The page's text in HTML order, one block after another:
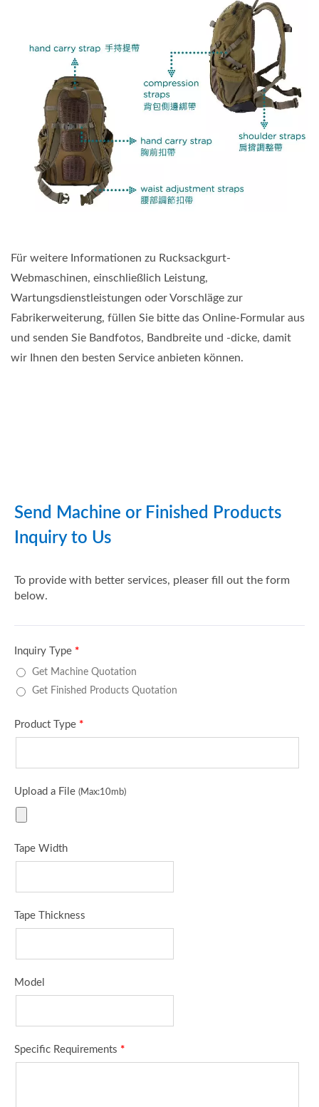
Für weitere Informationen zu Rucksackgurt-
Webmaschinen, einschließlich Leistung,
Wartungsdienstleistungen oder Vorschläge zur
Fabrikerweiterung, füllen Sie bitte das Online-Formular aus
und senden Sie Bandfotos, Bandbreite und -dicke, damit
wir Ihnen den besten Service anbieten können.